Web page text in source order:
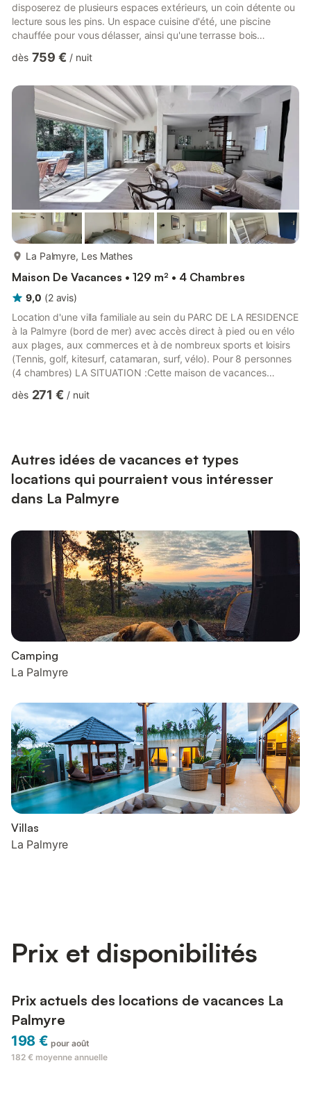
disposerez de plusieurs espaces extérieurs, un coin détente ou
lecture sous les pins. Un espace cuisine d'été, une piscine
chauffée pour vous délasser, ainsi qu'une terrasse bois
sous un magnifique eucalyptus.Vous disposerez aussi d'une
la cheminée.La villa est située dans un quartier résidentiel
calme, entouré de maisons secondaires. Le centre-vil...
dès 759 € / nuit
La Palmyre, Les Mathes
Maison De Vacances • 129 m² • 4 Chambres
9,0 (2 avis)
Location d'une villa familiale au sein du PARC DE LA RESIDENCE
à la Palmyre (bord de mer) avec accès direct à pied ou en vélo
aux plages, aux commerces et à de nombreux sports et loisirs
(Tennis, golf, kitesurf, catamaran, surf, vélo). Pour 8 personnes
(4 chambres) LA SITUATION :Cette maison de vacances
verdoyant sous les pins au sein d'un parc privé de 40 hectares
dès 271 € / nuit
Autres idées de vacances et types
locations qui pourraient vous intéresser
dans La Palmyre
Camping
La Palmyre
Villas
La Palmyre
Prix et disponibilités
Prix actuels des locations de vacances La
Palmyre
198 € pour août
182 € moyenne annuelle